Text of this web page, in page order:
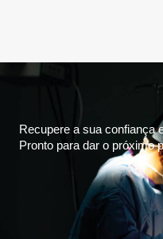
Recupere a sua confiança
Pronto para dar o próximo